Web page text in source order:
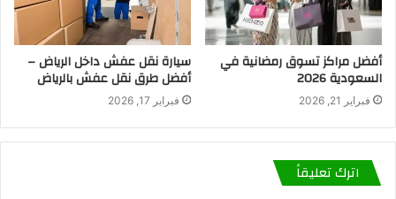
أفضل مراكز تسوق رمضانية في
السعودية 2026
فبراير 21, 2026
سيارة نقل عفش داخل الرياض –
أفضل طرق نقل عفش بالرياض
فبراير 17, 2026
اترك تعليقاً